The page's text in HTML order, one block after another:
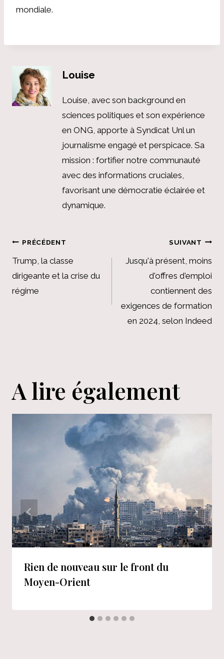
mondiale.
Louise
Louise, avec son background en
sciences politiques et son expérience
en ONG, apporte à Syndicat Unl un
journalisme engagé et perspicace. Sa
mission : fortifier notre communauté
avec des informations cruciales,
favorisant une démocratie éclairée et
dynamique.
Navigation
de
l’article
PRÉCÉDENT
Trump, la classe
dirigeante et la crise du
régime
SUIVANT
Jusqu'à présent, moins
d'offres d'emploi
contiennent des
exigences de formation
en 2024, selon Indeed
A lire également
Rien de nouveau sur le front du
Moyen-Orient